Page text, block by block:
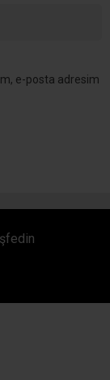
e-posta adresim